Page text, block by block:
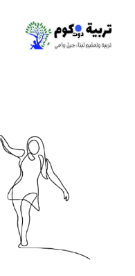
المحتوى